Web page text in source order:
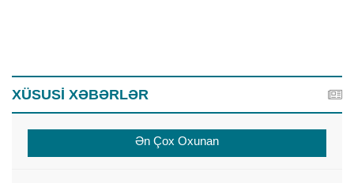
XÜSUSİ XƏBƏRLƏR
Ən Çox Oxunan